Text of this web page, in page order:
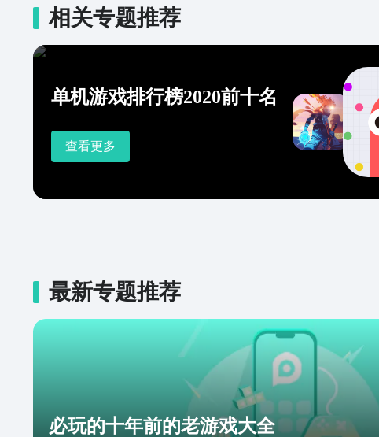
相关专题推荐
单机游戏排行榜2020前十名
查看更多
最新专题推荐
必玩的十年前的老游戏大全